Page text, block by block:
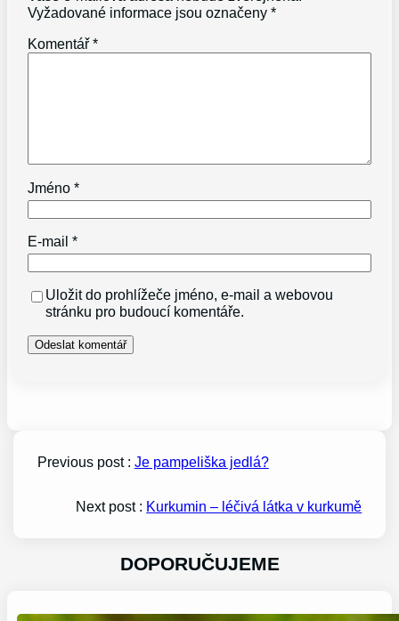
Vyžadované informace jsou označeny*
Komentář*
Jméno*
E-mail*
Uložit do prohlížeče jméno, e-mail a webovou
stránku pro budoucí komentáře.
Previous post : Je pampeliška jedlá?
Next post : Kurkumin – léčivá látka v kurkumě
DOPORUČUJEME